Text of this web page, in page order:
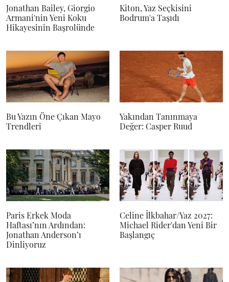
Jonathan Bailey, Giorgio
Armani'nin Yeni Koku
Hikayesinin Başrolünde
Kiton, Yaz Seçkisini
Bodrum'a Taşıdı
Bu Yazın Öne Çıkan Mayo
Trendleri
Yakından Tanınmaya
Değer: Casper Ruud
Paris Erkek Moda
Haftası’nın Ardından:
Jonathan Anderson’ı
Dinliyoruz
Celine İlkbahar/Yaz 2027:
Michael Rider'dan Yeni Bir
Başlangıç